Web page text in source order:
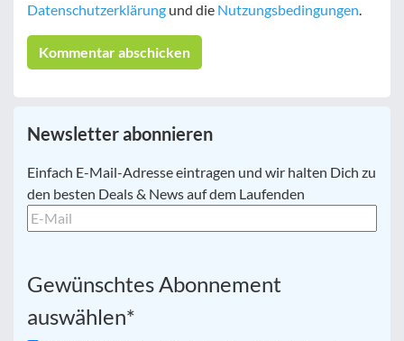
Datenschutzerklärung und die Nutzungsbedingungen.
Newsletter abonnieren
E-
Mail *
Einfach E-Mail-Adresse eintragen und wir halten Dich zu
den besten Deals & News auf dem Laufenden
Gewünschtes Abonnement
auswählen*